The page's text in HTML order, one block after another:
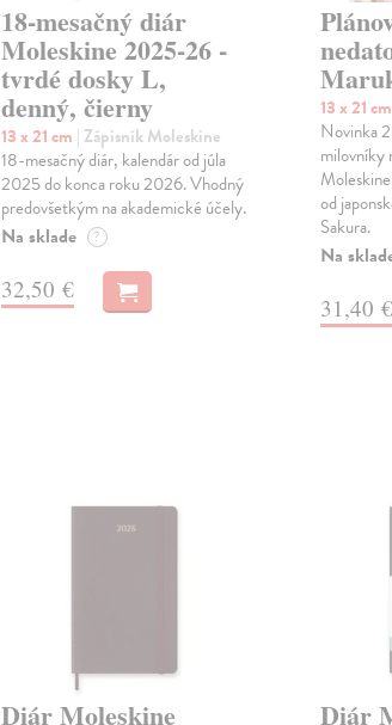
18-mesačný diár
Moleskine 2025-26 -
tvrdé dosky L,
denný, čierny
13 x 21 cm | Zápisník Moleskine
18-mesačný diár, kalendár od júla
2025 do konca roku 2026. Vhodný
predovšetkým na akademické účely.
Na sklade ?
32,50 €
13 x 21 cm
Novinka
milovníky
od
Sakura.
Na
31,40 €
Diár Moleskine Diár